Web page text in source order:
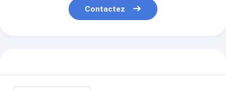
Contactez